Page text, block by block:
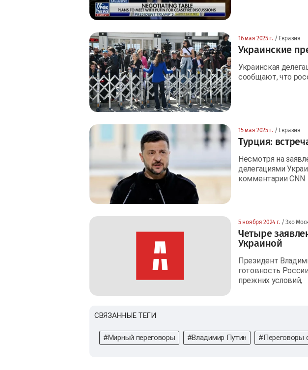
16 мая 2025 г. / Евразия
Украинские
Украинская
сообщают, что
15 мая 2025 г. / Евразия
Турция:
Несмотря на
делегациями
комментарии CNN
5 ноября 2024 г. / Эхо
Четыре
Украиной
Президент
готовность
прежних условий,
СВЯЗАННЫЕ ТЕГИ
#Мирный переговоры #Владимир Путин #Переговоры